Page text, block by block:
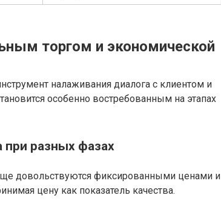
торгом и экономической
налаживания диалога с клиентом и
особенно востребованным на этапах
при разных фазах
довольствуются фиксированными ценами и
цену как показатель качества.